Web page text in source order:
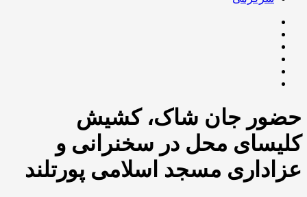
حضور جان شاک، كشيش
كليسای محل در سخنرانی و
عزاداری مسجد اسلامی پورتلند